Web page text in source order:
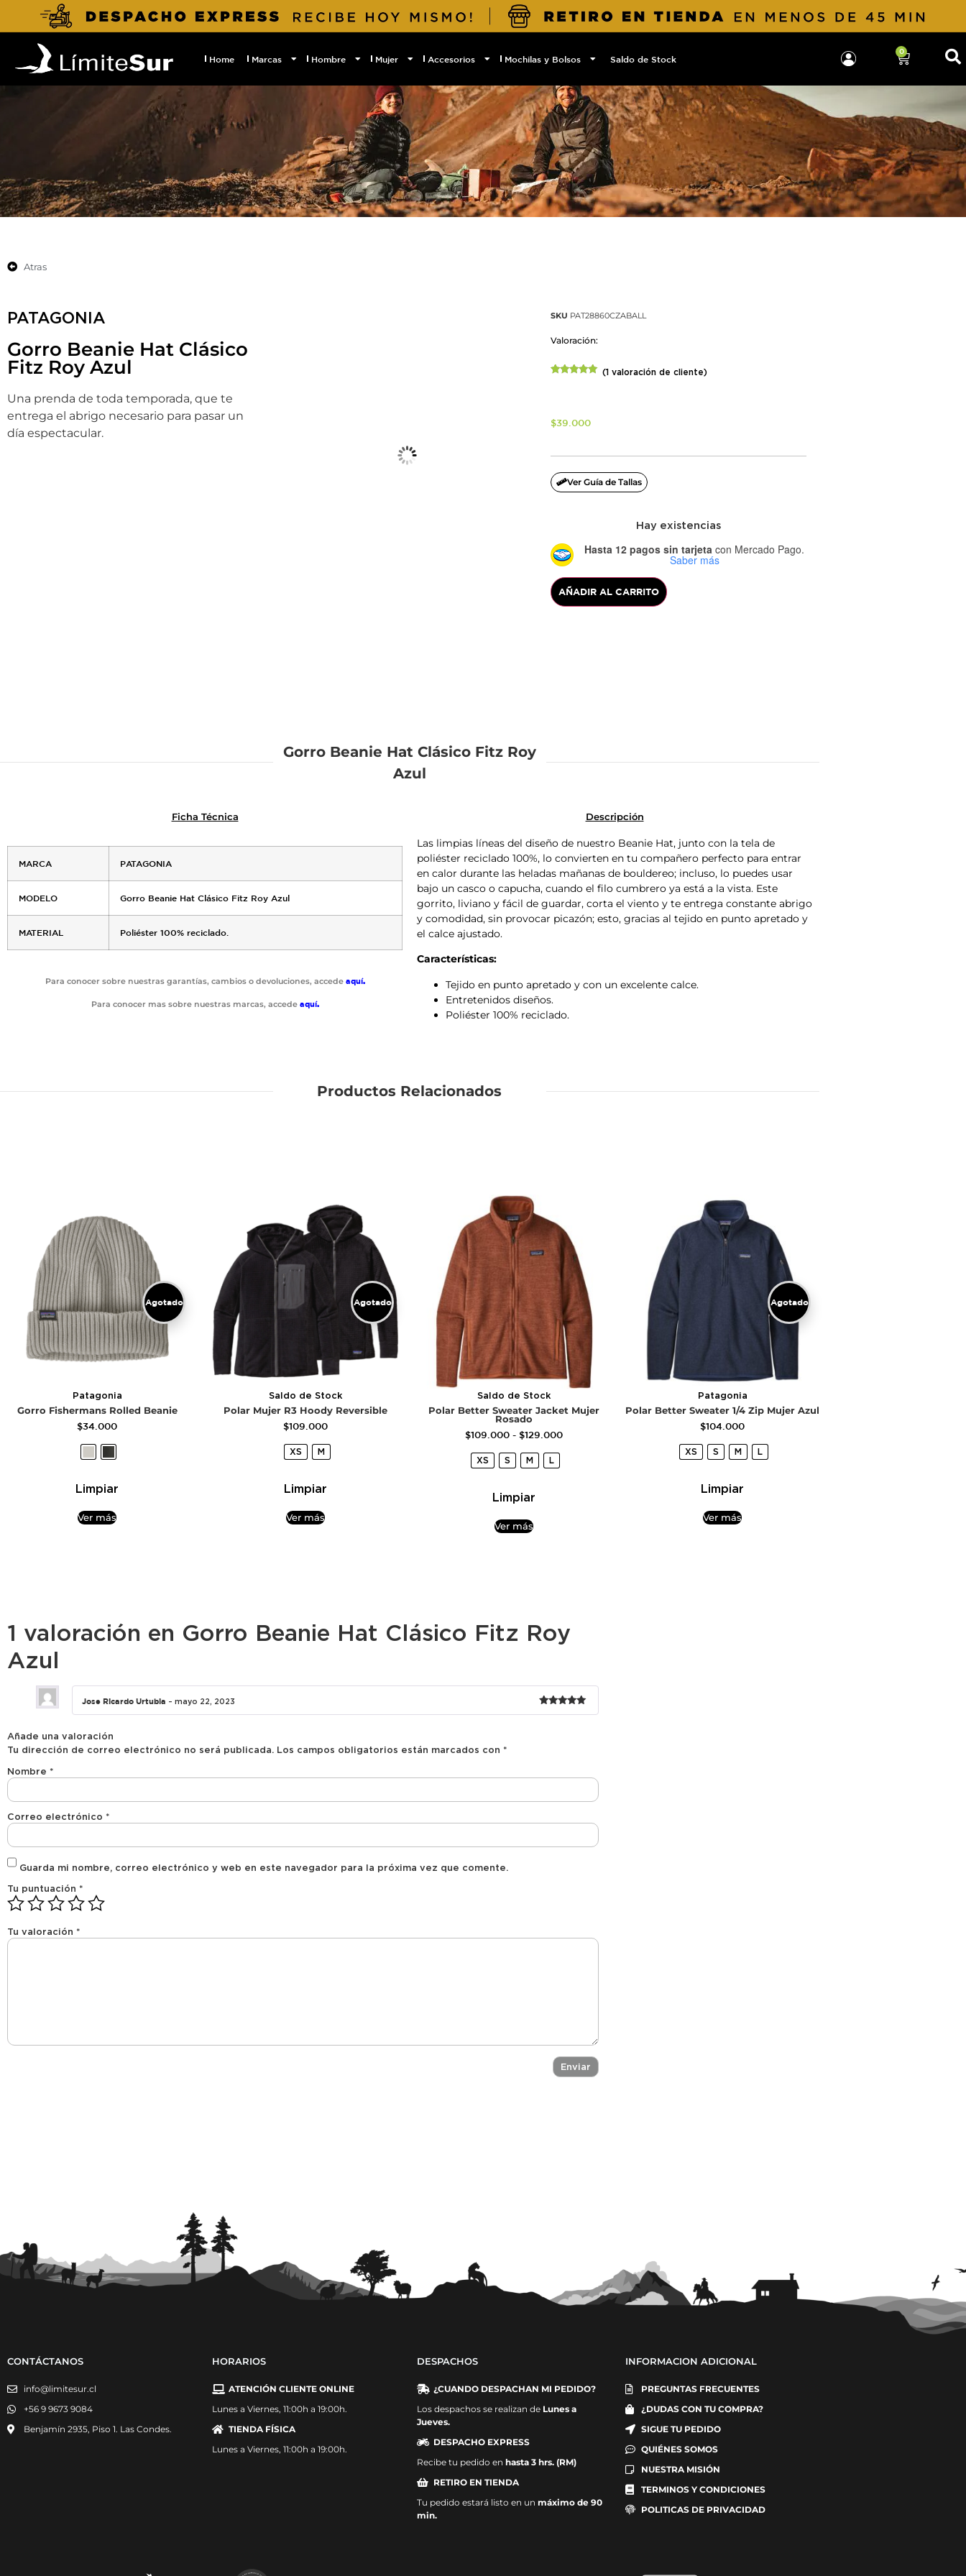
Home Marcas Hombre Mujer Accesorios Mochilas y Bolsos Saldo de Stock
0
Atras
PATAGONIA
Gorro Beanie Hat Clásico
Fitz Roy Azul
Una prenda de toda temporada, que te
entrega el abrigo necesario para pasar un
día espectacular.
SKU PAT28860CZABALL
Valoración:
de un
(1 valoración de cliente)
$39.000
Ver Guía de Tallas
Hay existencias
Hasta 12 pagos sin tarjeta con Mercado Pago.
Saber más
AÑADIR AL CARRITO
Gorro Beanie Hat Clásico Fitz Roy
Azul
Ficha Técnica
MARCA PATAGONIA
MODELO Gorro Beanie Hat Clásico Fitz Roy Azul
MATERIAL Poliéster 100% reciclado.
Para conocer sobre nuestras garantías, cambios o devoluciones, accede aquí.
Para conocer mas sobre nuestras marcas, accede aquí.
Descripción
Las limpias líneas del diseño de nuestro Beanie Hat, junto con la tela de
poliéster reciclado 100%, lo convierten en tu compañero perfecto para entrar
en calor durante las heladas mañanas de bouldereo; incluso, lo puedes usar
bajo un casco o capucha, cuando el filo cumbrero ya está a la vista. Este
gorrito, liviano y fácil de guardar, corta el viento y te entrega constante abrigo
y comodidad, sin provocar picazón; esto, gracias al tejido en punto apretado y
el calce ajustado.
Características:
Tejido en punto apretado y con un excelente calce.
Entretenidos diseños.
Poliéster 100% reciclado.
Productos Relacionados
Agotado
Patagonia
Gorro Fishermans Rolled Beanie
$34.000
Limpiar
Ver más
Agotado
Saldo de Stock
Polar Mujer R3 Hoody Reversible
$109.000
XS M
Limpiar
Ver más
Saldo de Stock
Polar Better Sweater Jacket Mujer
Rosado
$109.000 - $129.000
XS S M L
Limpiar
Ver más
Agotado
Patagonia
Polar Better Sweater 1/4 Zip Mujer Azul
$104.000
XS S M L
Limpiar
Ver más
1 valoración en Gorro Beanie Hat Clásico Fitz Roy
Azul
Valorado
Jose Ricardo Urtubia – mayo 22, 2023
Añade una valoración
Tu dirección de correo electrónico no será publicada. Los campos obligatorios están marcados con *
Nombre *
Correo electrónico *
Guarda mi nombre, correo electrónico y web en este navegador para la próxima vez que comente.
Tu puntuación *
Tu valoración *
CONTÁCTANOS
info@limitesur.cl
+56 9 9673 9084
Benjamín 2935, Piso 1. Las Condes.
HORARIOS
ATENCIÓN CLIENTE ONLINE
Lunes a Viernes, 11:00h a 19:00h.
TIENDA FÍSICA
Lunes a Viernes, 11:00h a 19:00h.
DESPACHOS
¿CUANDO DESPACHAN MI PEDIDO?
Los despachos se realizan de Lunes a
Jueves.
DESPACHO EXPRESS
Recibe tu pedido en hasta 3 hrs. (RM)
RETIRO EN TIENDA
Tu pedido estará listo en un máximo de 90
min.
INFORMACION ADICIONAL
PREGUNTAS FRECUENTES
¿DUDAS CON TU COMPRA?
SIGUE TU PEDIDO
QUIÉNES SOMOS
NUESTRA MISIÓN
TERMINOS Y CONDICIONES
POLITICAS DE PRIVACIDAD